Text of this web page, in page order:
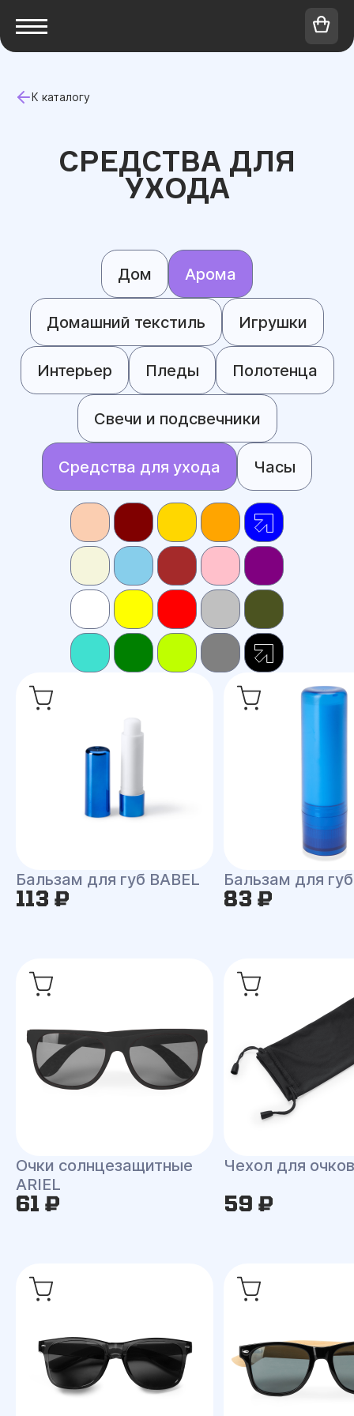
К каталогу
СРЕДСТВА ДЛЯ
УХОДА
Дом Арома
Домашний текстиль Игрушки
Интерьер Пледы Полотенца
Свечи и подсвечники
Средства для ухода Часы
Бальзам для губ BABEL
113 ₽
Бальзам для
83 ₽
Очки солнцезащитные
ARIEL
61 ₽
Чехол для
59 ₽